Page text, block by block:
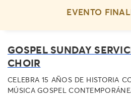
EVENTO
GOSPEL SUNDAY
CHOIR
CELEBRA 15 AÑOS DE HISTORIA
MÚSICA GOSPEL